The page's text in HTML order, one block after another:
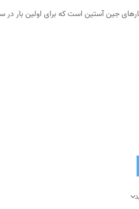
جین آستین است که برای اولین بار در